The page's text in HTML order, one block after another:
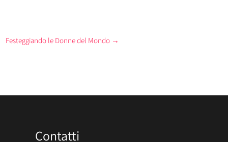
Festeggiando le Donne del Mondo →
Contatti